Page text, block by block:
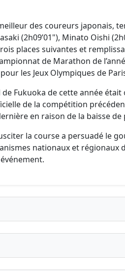
des coureurs japonais,
(2h09’01"), Minato Oishi
places suivantes et
de Marathon de
les Jeux Olympiques de
Fukuoka de cette année
de la compétition
en raison de la baisse
la course a persuadé le
nationaux et régionaux